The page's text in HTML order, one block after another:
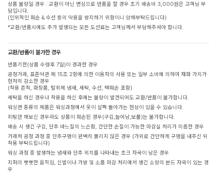
상품 불량일 경우 : 교환이 아닌 변심으로 반품을 할 경우 초기 배송비 3,000원은 고객님 부
담입니다.
(인위적인 훼손 & 수선 등의 악용을 방지하기 위함이니 양해부탁드립니다)
*교환/반품시에도 추가 발생되는 모든 도선료는 고객님께서 부담해주셔야 합니다.
교환/반품이 불가한 경우
반품기한(상품 수령후 7일)이 경과한 경우
공정거래, 표준약관 제 15조 2항에 의한 이용자의 사용 또는 일부 소비에 의하여 재화 가치가
현저히 감소한 경우
(착용 흔적, 화장품, 탈취제 냄새, 세탁, 수선, 택훼손 포함)
세탁을 하신 경우나 착용을 하신 후에는 불량이 발견되어도 교환/반품이 불가합니다.
워싱면 종류의 제품은 워싱과정에서 옷이 살짝 돌아가는 현상이 있을 수 있습니다.
피팅만 해보신 경우라도 상품이 훼손된 경우(구김,늘어남,보풀)는 불가합니다.
배송 시 생긴 구김, 단추 바느질의 느슨함, 간단한 손질이 가능한 마감실 처리가 미흡한 경우
거래처 공정 과정 중 단추구멍이 완벽히 뚫리지 않은 경우 (가위로 간단하게 구멍을 내주신 뒤
착용 부탁드립니다)
워싱 과정 중 발생하는 냄새와 단추 위치를 나타내는 초크 자국이 남은 경우
지퍼의 뻣뻣한 움직임, 신발이나 가방 및 소품 마감 처리에서 생긴 소량의 본드 자국이 있는 경
우